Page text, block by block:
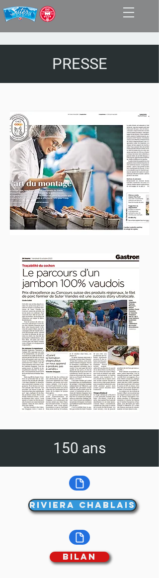
PRESSE
150 ans
Riviera Chablais
Bilan